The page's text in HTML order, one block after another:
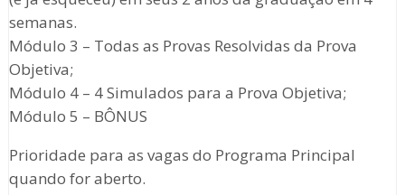
semanas.
Módulo 3 – Todas as Provas Resolvidas da Prova
Objetiva;
Módulo 4 – 4 Simulados para a Prova Objetiva;
Módulo 5 – BÔNUS
Prioridade para as vagas do Programa Principal
quando for aberto.